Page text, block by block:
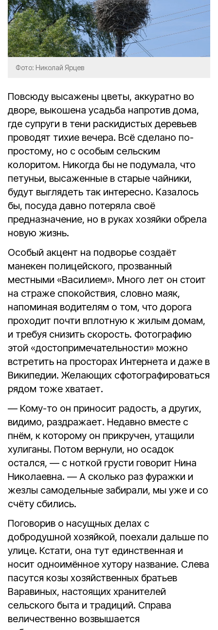
Фото: Николай Ярцев
Повсюду высажены цветы, аккуратно во
дворе, выкошена усадьба напротив дома,
где супруги в тени раскидистых деревьев
проводят тихие вечера. Всё сделано по-
простому, но с особым сельским
колоритом. Никогда бы не подумала, что
петуньи, высаженные в старые чайники,
будут выглядеть так интересно. Казалось
бы, посуда давно потеряла своё
предназначение, но в руках хозяйки обрела
новую жизнь.
Особый акцент на подворье создаёт
манекен полицейского, прозванный
местными «Василием». Много лет он стоит
на страже спокойствия, словно маяк,
напоминая водителям о том, что дорога
проходит почти вплотную к жилым домам,
и требуя снизить скорость. Фотографию
этой «достопримечательности» можно
встретить на просторах Интернета и даже в
Википедии. Желающих сфотографироваться
рядом тоже хватает.
— Кому-то он приносит радость, а других,
видимо, раздражает. Недавно вместе с
пнём, к которому он прикручен, утащили
хулиганы. Потом вернули, но осадок
остался, — с ноткой грусти говорит Нина
Николаевна. — А сколько раз фуражки и
жезлы самодельные забирали, мы уже и со
счёту сбились.
Поговорив о насущных делах с
добродушной хозяйкой, поехали дальше по
улице. Кстати, она тут единственная и
носит одноимённое хутору название. Слева
пасутся козы хозяйственных братьев
Варавиных, настоящих хранителей
сельского быта и традиций. Справа
величественно возвышается